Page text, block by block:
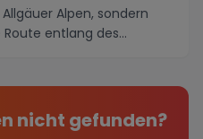
Alpen, sondern
entlang des
nicht gefunden?